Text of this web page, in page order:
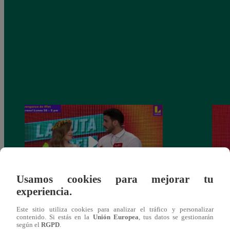
Varo y Majo
Usamos cookies para mejorar tu
experiencia.
Este sitio utiliza cookies para analizar el tráfico y personalizar
contenido. Si estás en la Unión Europea , tus datos se gestionarán
según el RGPD